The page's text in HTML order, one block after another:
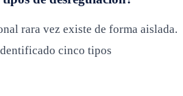
rara vez existe de forma aislada.
cinco tipos